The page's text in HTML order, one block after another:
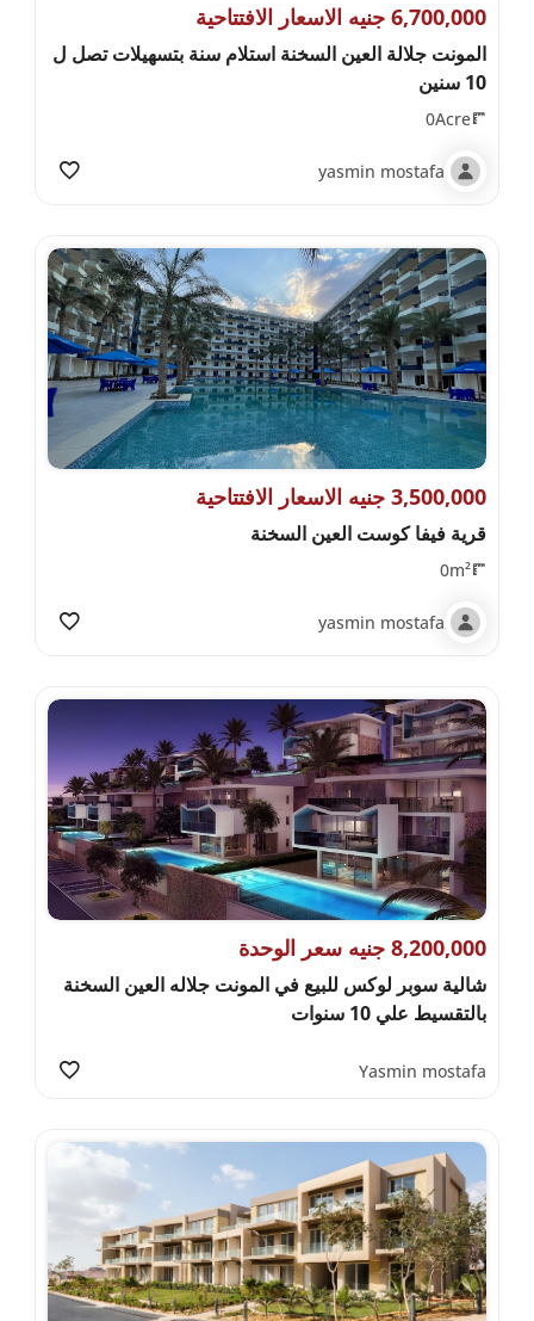
6,700,000 جنيه الاسعار الافتتاحية
المونت جلالة العين السخنة استلام سنة بتسهيلات تصل ل
10 سنين
0Acre
yasmin mostafa
3,500,000 جنيه الاسعار الافتتاحية
قرية فيفا كوست العين السخنة
0m²
yasmin mostafa
8,200,000 جنيه سعر الوحدة
شالية سوبر لوكس للبيع في المونت جلاله العين السخنة
بالتقسيط علي 10 سنوات
Yasmin mostafa